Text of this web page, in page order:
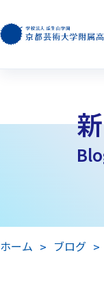
ホーム ブログ